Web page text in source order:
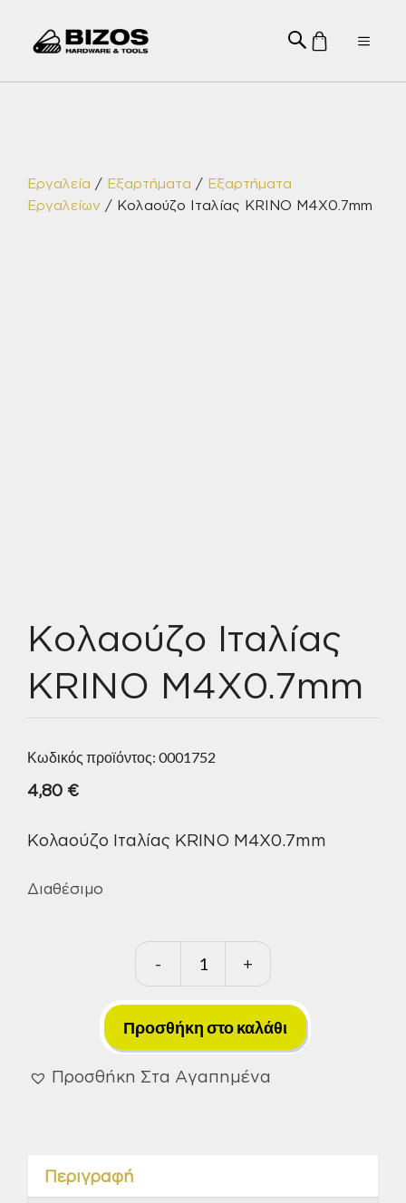
Menu
Εργαλεία / Εξαρτήματα / Εξαρτήματα
Εργαλείων / Κολαούζο Ιταλίας KRINO M4X0.7mm
Κολαούζο Ιταλίας
KRINO M4X0.7mm
Κωδικός προϊόντος: 0001752
4,80 €
Κολαούζο Ιταλίας KRINO M4X0.7mm
Διαθέσιμο
-
Κολαούζο
Ιταλίας
KRINO
M4X0.7mm
ποσότητα
+
Προσθήκη στο καλάθι
Προσθήκη Στα Αγαπημένα
Περιγραφή